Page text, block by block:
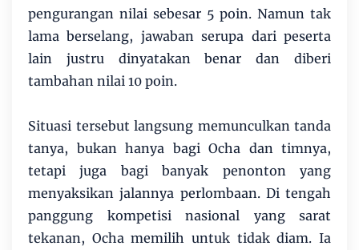
pengurangan nilai sebesar 5 poin. Namun tak
lama berselang, jawaban serupa dari peserta
lain justru dinyatakan benar dan diberi
tambahan nilai 10 poin.
Situasi tersebut langsung memunculkan tanda
tanya, bukan hanya bagi Ocha dan timnya,
tetapi juga bagi banyak penonton yang
menyaksikan jalannya perlombaan. Di tengah
panggung kompetisi nasional yang sarat
tekanan, Ocha memilih untuk tidak diam. Ia